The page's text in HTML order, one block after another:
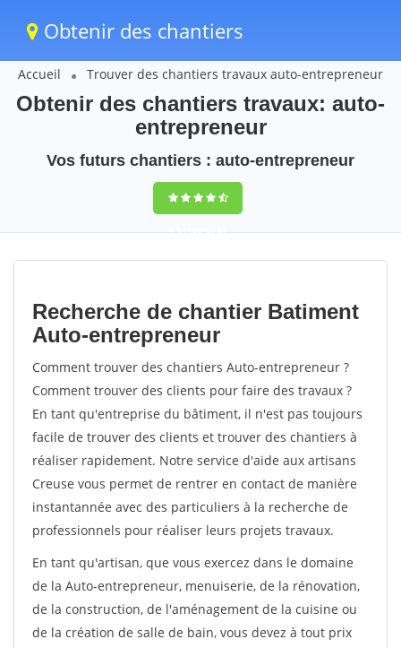
Obtenir des chantiers
Accueil Trouver des chantiers travaux auto-entrepreneur
Obtenir des chantiers travaux: auto-
entrepreneur
Vos futurs chantiers : auto-entrepreneur
9,5(100%)87
votes
Recherche de chantier Batiment
Auto-entrepreneur
Comment trouver des chantiers Auto-entrepreneur ?
Comment trouver des clients pour faire des travaux ?
En tant qu'entreprise du bâtiment, il n'est pas toujours
facile de trouver des clients et trouver des chantiers à
réaliser rapidement. Notre service d'aide aux artisans
Creuse vous permet de rentrer en contact de manière
instantannée avec des particuliers à la recherche de
professionnels pour réaliser leurs projets travaux.
En tant qu'artisan, que vous exercez dans le domaine
de la Auto-entrepreneur, menuiserie, de la rénovation,
de la construction, de l'aménagement de la cuisine ou
de la création de salle de bain, vous devez à tout prix